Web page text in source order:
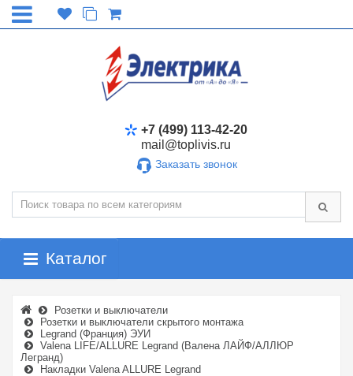
+7 (499) 113-42-20
mail@toplivis.ru
Заказать звонок
Каталог
Розетки и выключатели
Розетки и выключатели скрытого монтажа
Legrand (Франция) ЭУИ
Valena LIFE/ALLURE Legrand (Валена ЛАЙФ/АЛЛЮР
Легранд)
Накладки Valena ALLURE Legrand